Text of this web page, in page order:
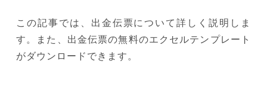
この記事では、出金伝票について詳しく説明しま
す。また、出金伝票の無料のエクセルテンプレート
がダウンロードできます。